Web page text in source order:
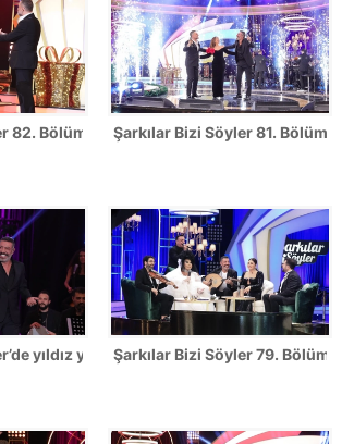
82. Bölüm Fotoğrafları - YILBAŞI ÖZEL
Şarkılar Bizi Söyler 81. Bölüm
yıldız yağmuru!Şarkılar Bizi Söyler 79. Bölüm